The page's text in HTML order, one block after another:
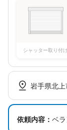
シャッター取り付け
岩手県北
依頼内容： ベ